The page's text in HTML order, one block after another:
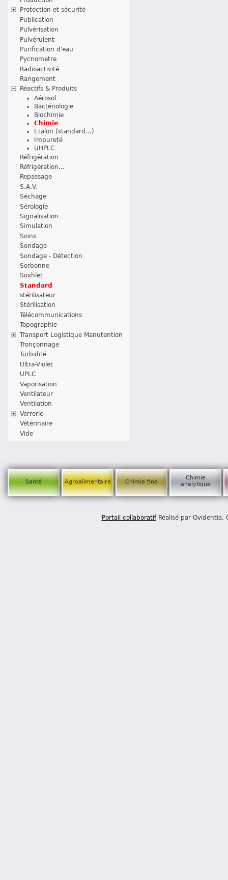
Protection et sécurité
Publication
Pulvérisation
Pulvérulent
Purification d'eau
Pycnometre
Radioactivité
Rangement
Réactifs & Produits
Aérosol
Bactériologie
Biochimie
Chimie
Etalon (standard...)
Impureté
UHPLC
Réfrigération
Réfrigération...
Repassage
S.A.V.
Séchage
Sérologie
Signalisation
Simulation
Soins
Sondage
Sondage - Détection
Sorbonne
Soxhlet
Standard
stérilisateur
Stérilisation
Télécommunications
Topographie
Transport Logistique Manutention
Tronçonnage
Turbidité
Ultra-Violet
UPLC
Vaporisation
Ventilateur
Ventilation
Verrerie
Vétérinaire
Vide
Santé Agroalimentaire Chimie fine
Chimie
analytique
Portail collaboratifRéalisé par Ovidentia,